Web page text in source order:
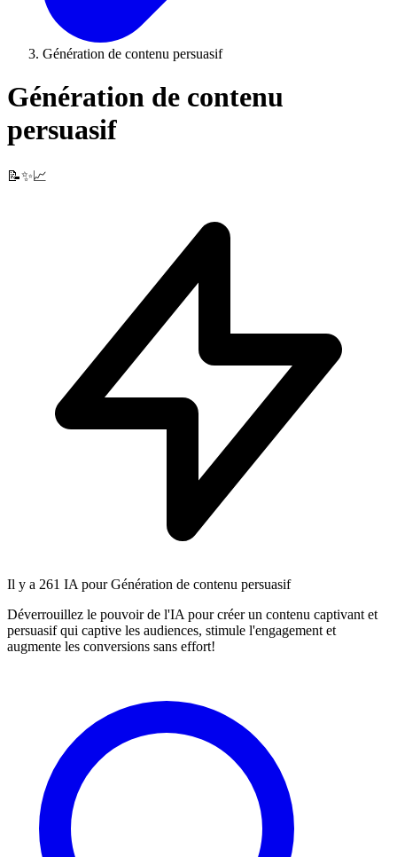
Génération de contenu persuasif
Génération de contenu
persuasif
📝✨📈
Il y a 261 IA pour Génération de contenu persuasif
Déverrouillez le pouvoir de l'IA pour créer un contenu captivant et
persuasif qui captive les audiences, stimule l'engagement et
augmente les conversions sans effort!